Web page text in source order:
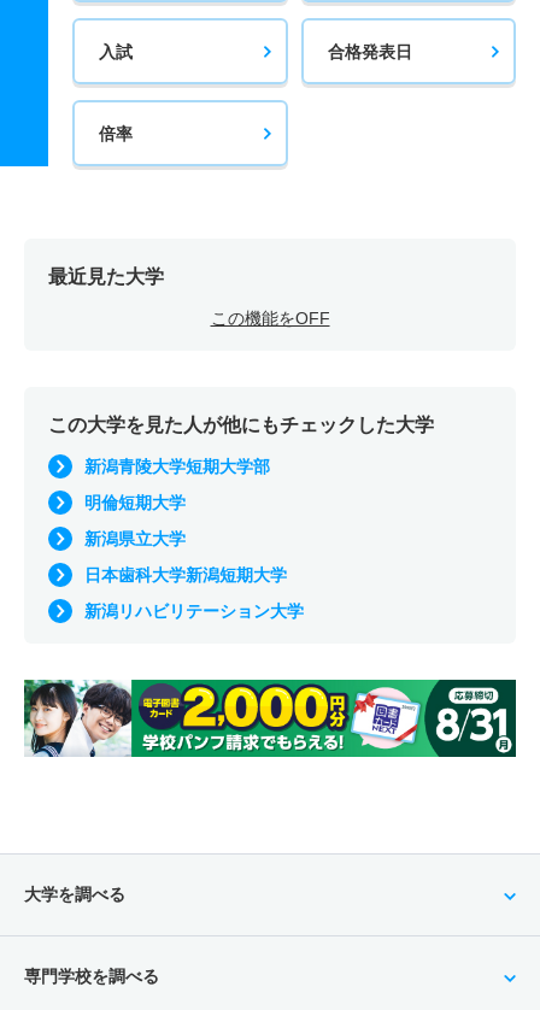
入試 合格発表日
倍率
最近見た大学
この機能をOFF
この大学を見た人が他にもチェックした大学
新潟青陵大学短期大学部
明倫短期大学
新潟県立大学
日本歯科大学新潟短期大学
新潟リハビリテーション大学
大学を調べる
専門学校を調べる